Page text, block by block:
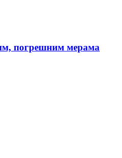
погрешним мерама